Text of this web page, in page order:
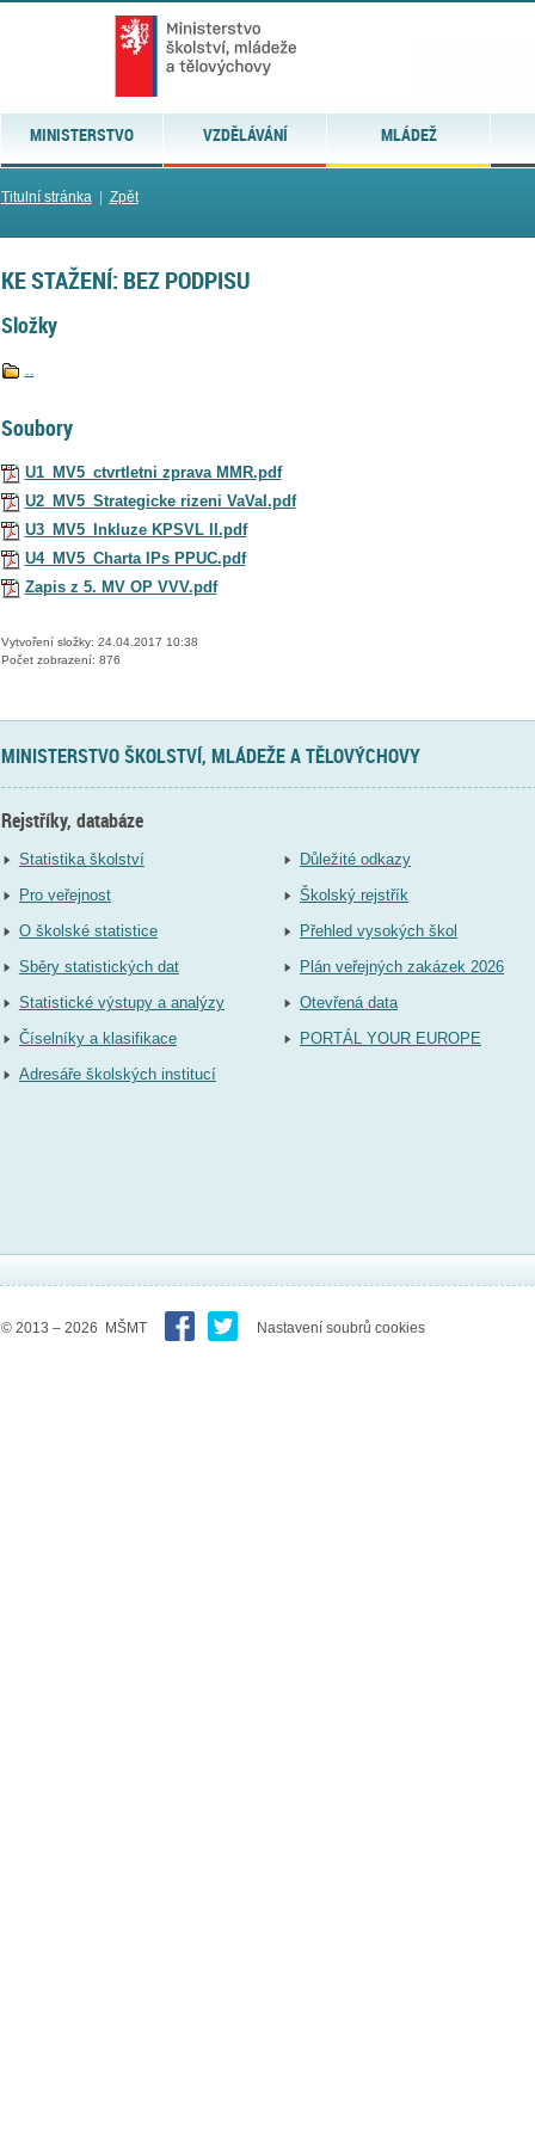
MINISTERSTVO VZDĚLÁVÁNÍ MLÁDEŽ
Titulní stránka| Zpět
KE STAŽENÍ: BEZ PODPISU
Složky
..
Soubory
U1_MV5_ctvrtletni zprava MMR.pdf
U2_MV5_Strategicke rizeni VaVaI.pdf
U3_MV5_Inkluze KPSVL II.pdf
U4_MV5_Charta IPs PPUC.pdf
Zapis z 5. MV OP VVV.pdf
Vytvoření složky: 24.04.2017 10:38
Počet zobrazení: 876
MINISTERSTVO ŠKOLSTVÍ, MLÁDEŽE A TĚLOVÝCHOVY
Rejstříky, databáze
Statistika školství
Pro veřejnost
O školské statistice
Sběry statistických dat
Statistické výstupy a analýzy
Číselníky a klasifikace
Adresáře školských institucí
Důležité odkazy
Školský rejstřík
Přehled vysokých škol
Plán veřejných zakázek 2026
Otevřená data
PORTÁL YOUR EUROPE
© 2013 – 2026 MŠMT Nastavení soubrů cookies